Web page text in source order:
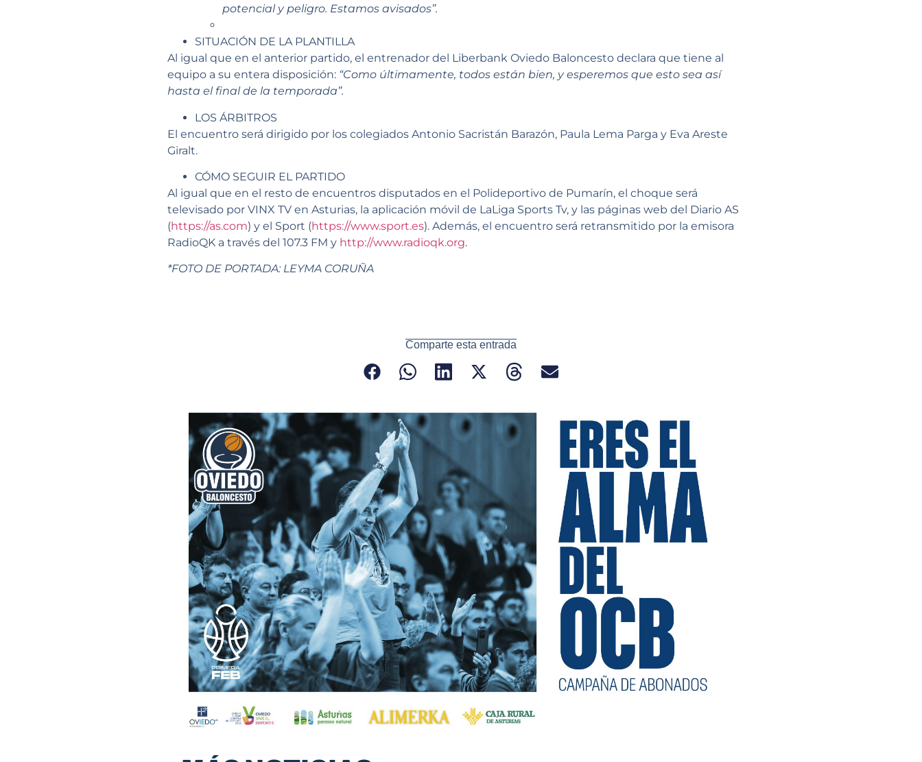
potencial y peligro. Estamos avisados”.
SITUACIÓN DE LA PLANTILLA
Al igual que en el anterior partido, el entrenador del Liberbank Oviedo Baloncesto declara que tiene al
equipo a su entera disposición: “Como últimamente, todos están bien, y esperemos que esto sea así
hasta el final de la temporada”.
LOS ÁRBITROS
El encuentro será dirigido por los colegiados Antonio Sacristán Barazón, Paula Lema Parga y Eva Areste
Giralt.
CÓMO SEGUIR EL PARTIDO
Al igual que en el resto de encuentros disputados en el Polideportivo de Pumarín, el choque será
televisado por VINX TV en Asturias, la aplicación móvil de LaLiga Sports Tv, y las páginas web del Diario AS
(https://as.com) y el Sport (https://www.sport.es). Además, el encuentro será retransmitido por la emisora
RadioQK a través del 107.3 FM y http://www.radioqk.org.
*FOTO DE PORTADA: LEYMA CORUÑA
Comparte esta entrada